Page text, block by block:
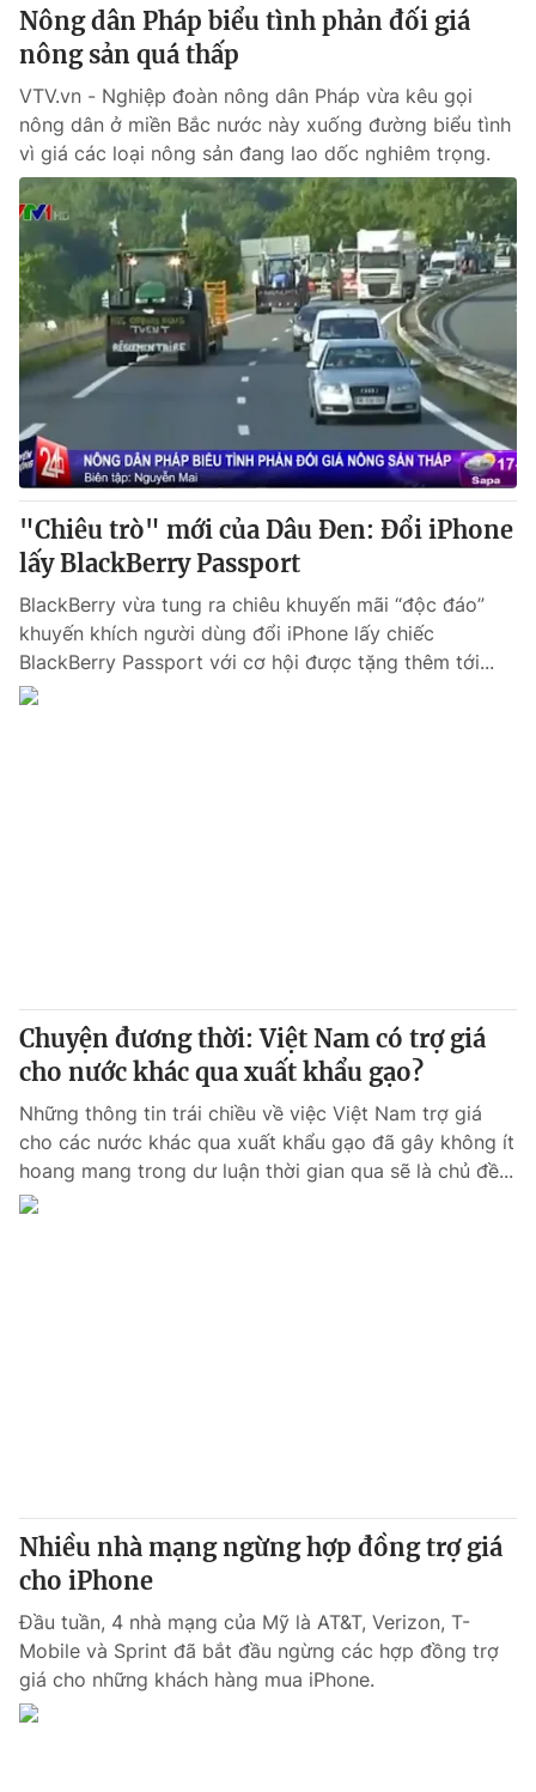
Nông dân Pháp biểu tình phản đối giá
nông sản quá thấp
VTV.vn - Nghiệp đoàn nông dân Pháp vừa kêu gọi
nông dân ở miền Bắc nước này xuống đường biểu tình
vì giá các loại nông sản đang lao dốc nghiêm trọng.
"Chiêu trò" mới của Dâu Đen: Đổi iPhone
lấy BlackBerry Passport
BlackBerry vừa tung ra chiêu khuyến mãi “độc đáo”
khuyến khích người dùng đổi iPhone lấy chiếc
BlackBerry Passport với cơ hội được tặng thêm tới...
Chuyện đương thời: Việt Nam có trợ giá
cho nước khác qua xuất khẩu gạo?
Những thông tin trái chiều về việc Việt Nam trợ giá
cho các nước khác qua xuất khẩu gạo đã gây không ít
hoang mang trong dư luận thời gian qua sẽ là chủ đề...
Nhiều nhà mạng ngừng hợp đồng trợ giá
cho iPhone
Đầu tuần, 4 nhà mạng của Mỹ là AT&T, Verizon, T-
Mobile và Sprint đã bắt đầu ngừng các hợp đồng trợ
giá cho những khách hàng mua iPhone.